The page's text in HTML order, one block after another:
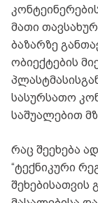
მათი
ბაზარზე
ობიექტების
სასურსათო
საშუალებით
რაც შეეხება
“ტექნიკური
შეხებისათვის